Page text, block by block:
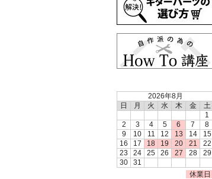
2026年8月
日
月 火 水 木 金
土
1
2
3 4 5 6 7
8
9
10 11 12 13 14
15
16
17 18 19 20 21
22
23
24 25 26 27 28
29
30
31
休業日